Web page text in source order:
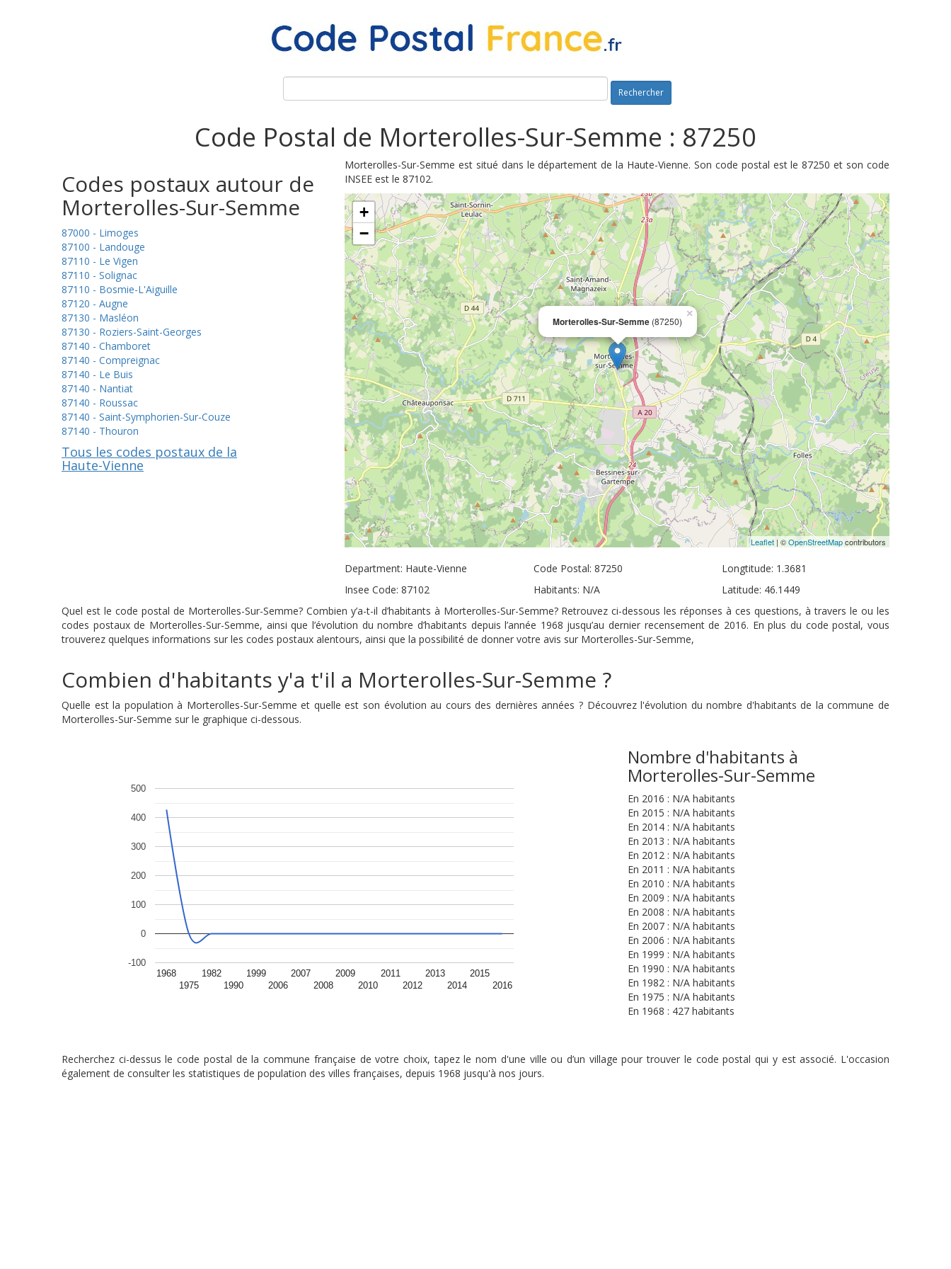
Rechercher
Code Postal de Morterolles-Sur-Semme : 87250
Codes postaux autour de
Morterolles-Sur-Semme
87000 - Limoges
87100 - Landouge
87110 - Le Vigen
87110 - Solignac
87110 - Bosmie-L'Aiguille
87120 - Augne
87130 - Masléon
87130 - Roziers-Saint-Georges
87140 - Chamboret
87140 - Compreignac
87140 - Le Buis
87140 - Nantiat
87140 - Roussac
87140 - Saint-Symphorien-Sur-Couze
87140 - Thouron
Tous les codes postaux de la
Haute-Vienne
Morterolles-Sur-Semme est situé dans le département de la Haute-Vienne. Son code postal est le 87250 et son code
INSEE est le 87102.
Morterolles-Sur-Semme (87250)
×
+
−
Leaflet | ©OpenStreetMapcontributors
Department: Haute-Vienne
Insee Code: 87102
Code Postal: 87250
Habitants: N/A
Longtitude: 1.3681
Latitude: 46.1449
Quel est le code postal de Morterolles-Sur-Semme? Combien y’a-t-il d’habitants à Morterolles-Sur-Semme? Retrouvez ci-dessous les réponses à ces questions, à travers le ou les
codes postaux de Morterolles-Sur-Semme, ainsi que l’évolution du nombre d’habitants depuis l’année 1968 jusqu’au dernier recensement de 2016. En plus du code postal, vous
trouverez quelques informations sur les codes postaux alentours, ainsi que la possibilité de donner votre avis sur Morterolles-Sur-Semme,
Combien d'habitants y'a t'il a Morterolles-Sur-Semme ?
Quelle est la population à Morterolles-Sur-Semme et quelle est son évolution au cours des dernières années ? Découvrez l'évolution du nombre d'habitants de la commune de
Morterolles-Sur-Semme sur le graphique ci-dessous.
1968
1975
1982
1990
1999
2006
2007
2008
2009
2010
2011
2012
2013
2014
2015
2016
-100
0
100
200
300
400
500
Nombre d'habitants à
Morterolles-Sur-Semme
En 2016 : N/A habitants
En 2015 : N/A habitants
En 2014 : N/A habitants
En 2013 : N/A habitants
En 2012 : N/A habitants
En 2011 : N/A habitants
En 2010 : N/A habitants
En 2009 : N/A habitants
En 2008 : N/A habitants
En 2007 : N/A habitants
En 2006 : N/A habitants
En 1999 : N/A habitants
En 1990 : N/A habitants
En 1982 : N/A habitants
En 1975 : N/A habitants
En 1968 : 427 habitants
Recherchez ci-dessus le code postal de la commune française de votre choix, tapez le nom d'une ville ou d’un village pour trouver le code postal qui y est associé. L'occasion
également de consulter les statistiques de population des villes françaises, depuis 1968 jusqu'à nos jours.